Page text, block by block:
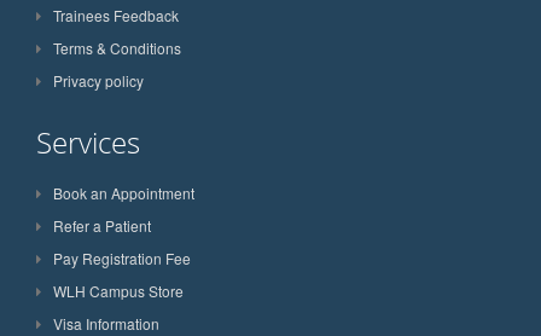
Trainees Feedback
Terms & Conditions
Privacy policy
Services
Book an Appointment
Refer a Patient
Pay Registration Fee
WLH Campus Store
Visa Information